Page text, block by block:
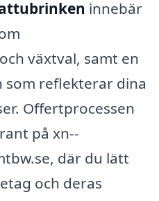
innebär
växtval, samt en
som reflekterar dina
Offertprocessen
på xn--
där du lätt
och deras